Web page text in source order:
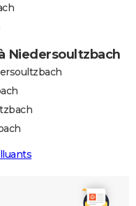
Niedersoultzbach